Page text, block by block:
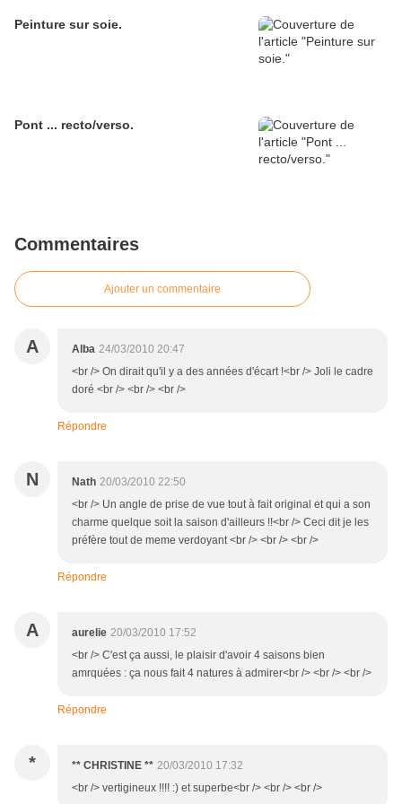
Peinture sur soie.
Pont ... recto/verso.
Commentaires
Ajouter un commentaire
A Alba 24/03/2010 20:47
<br /> On dirait qu'il y a des années d'écart !<br /> Joli le cadre
doré <br /> <br /> <br />
Répondre
N Nath 20/03/2010 22:50
<br /> Un angle de prise de vue tout à fait original et qui a son
charme quelque soit la saison d'ailleurs !!<br /> Ceci dit je les
préfère tout de meme verdoyant <br /> <br /> <br />
Répondre
A aurelie 20/03/2010 17:52
<br /> C'est ça aussi, le plaisir d'avoir 4 saisons bien
amrquées : ça nous fait 4 natures à admirer<br /> <br /> <br />
Répondre
* ** CHRISTINE ** 20/03/2010 17:32
<br /> vertigineux !!!! :) et superbe<br /> <br /> <br />